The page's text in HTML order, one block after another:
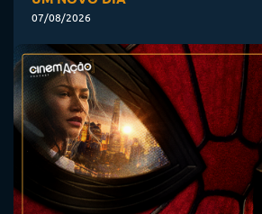
07/08/2026